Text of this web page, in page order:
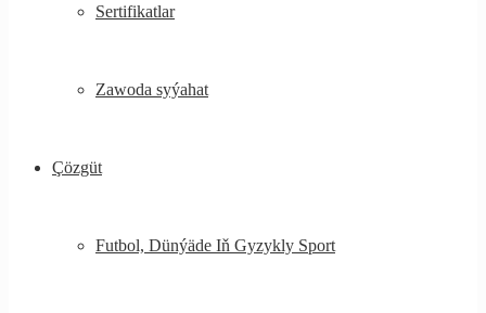
Sertifikatlar
Zawoda syýahat
Çözgüt
Futbol, ​​Dünýäde Iň Gyzykly Sport